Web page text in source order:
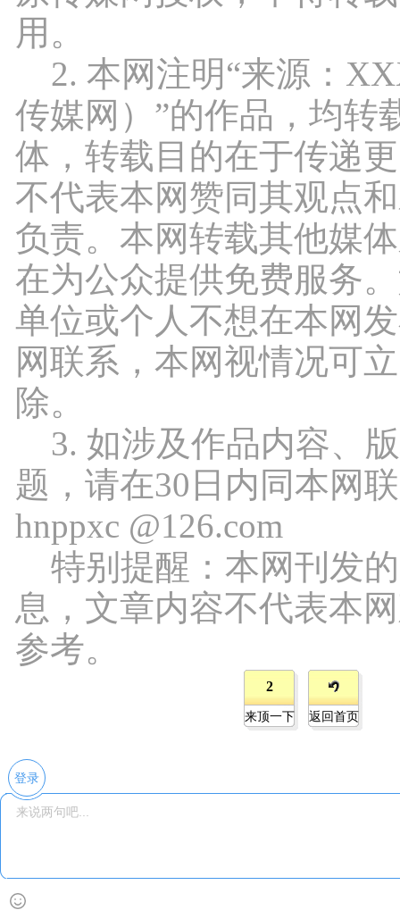
用。
2. 本网注明“来源：
传媒网）”的作品，均转
体，转载目的在于传递
不代表本网赞同其观点
负责。本网转载其他媒
在为公众提供免费服务
单位或个人不想在本网
网联系，本网视情况可
除。
3. 如涉及作品内容、
题，请在30日内同本网
hnppxc @126.com
特别提醒：本网刊发
息，文章内容不代表本
参考。
2
来顶一下 返回首页
登录